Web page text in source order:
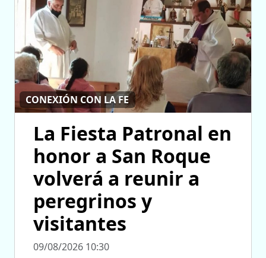
CONEXIÓN CON LA FE
La Fiesta Patronal en
honor a San Roque
volverá a reunir a
peregrinos y
visitantes
09/08/2026 10:30